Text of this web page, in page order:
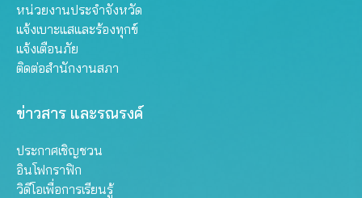
หน่วยงานประจำจังหวัด
แจ้งเบาะแสและร้องทุกข์
แจ้งเตือนภัย
ติดต่อสำนักงานสภา
ข่าวสาร และรณรงค์
ประกาศเชิญชวน
อินโฟกราฟิก
วิดีโอเพื่อการเรียนรู้